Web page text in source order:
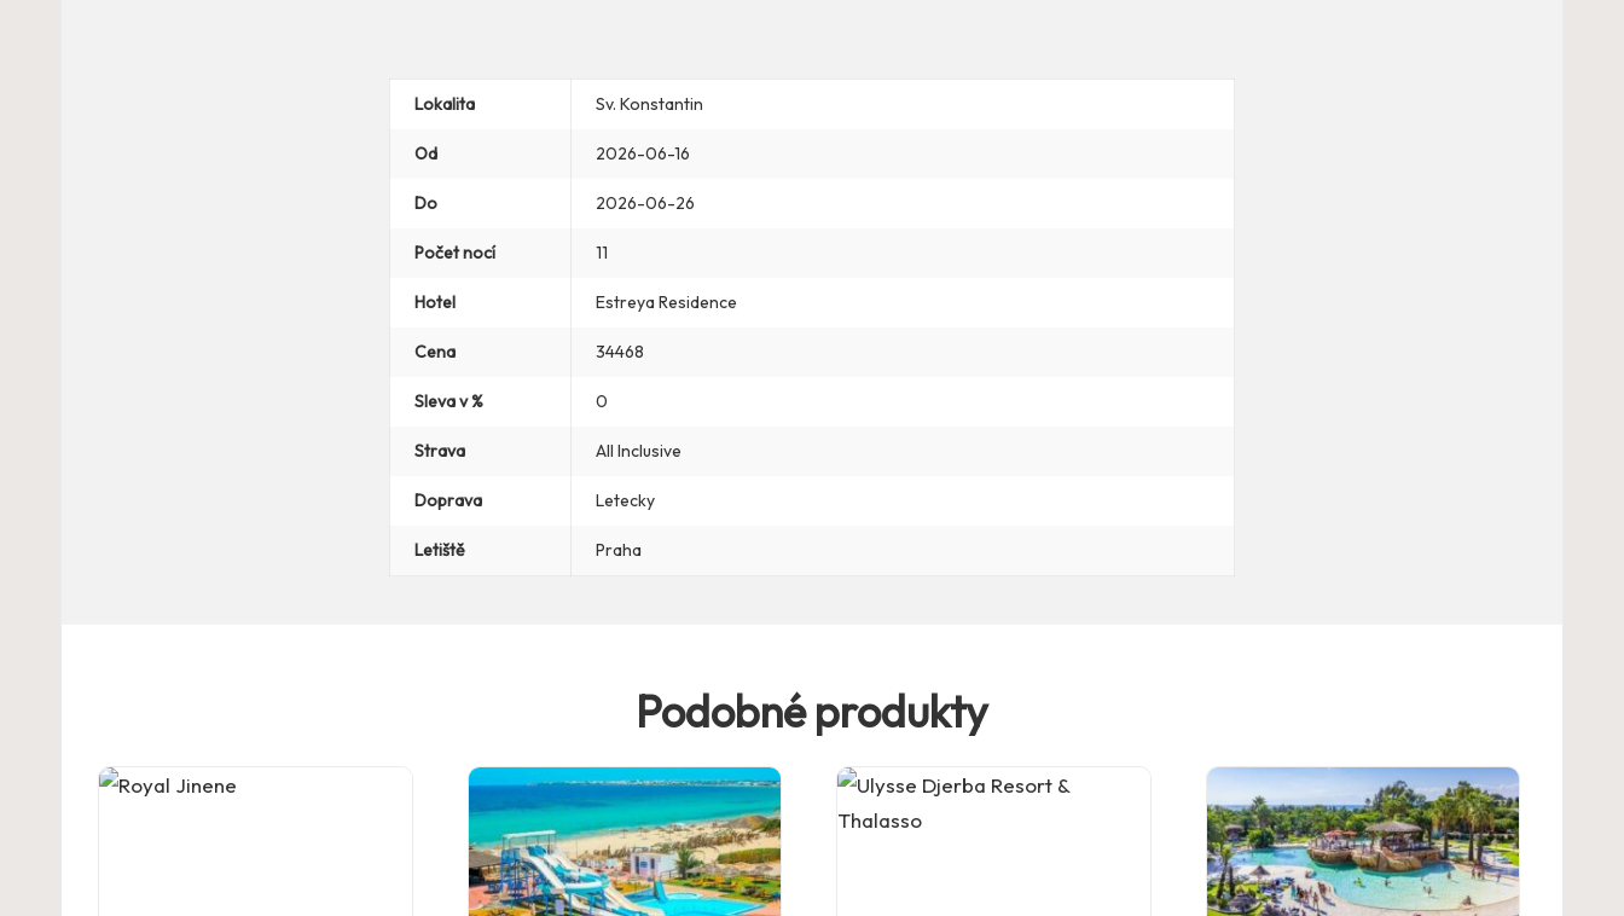
Lokalita Sv. Konstantin
Od 2026-06-16
Do 2026-06-26
Počet nocí 11
Hotel Estreya Residence
Cena 34468
Sleva v % 0
Strava All Inclusive
Doprava Letecky
Letiště Praha
Podobné produkty